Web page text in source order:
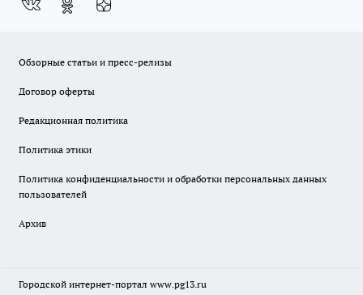
Обзорные статьи и пресс-релизы
Договор оферты
Редакционная политика
Политика этики
Политика конфиденциальности и обработки персональных данных
пользователей
Архив
Городской интернет-портал www.pg13.ru